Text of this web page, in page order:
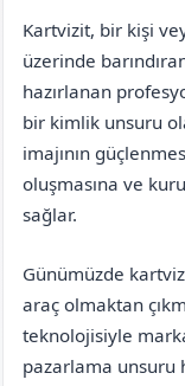
Kartvizit, bir kişi
üzerinde
hazırlanan
bir kimlik unsuru
imajının
oluşmasına ve
sağlar.
Günümüzde
araç olmaktan
teknolojisiyle
pazarlama unsuru